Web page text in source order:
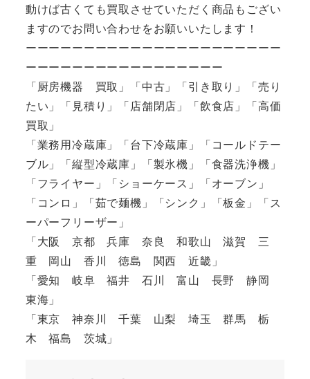
動けば古くても買取させていただく商品もござい
ますのでお問い合わせをお願いいたします！
ーーーーーーーーーーーーーーーーーーーーーー
ーーーーーーーーーーーーーーーーー
「厨房機器 買取」「中古」「引き取り」「売り
たい」「見積り」「店舗閉店」「飲食店」「高価
買取」
「業務用冷蔵庫」「台下冷蔵庫」「コールドテー
ブル」「縦型冷蔵庫」「製氷機」「食器洗浄機」
「フライヤー」「ショーケース」「オーブン」
「コンロ」「茹で麺機」「シンク」「板金」「ス
ーパーフリーザー」
「大阪 京都 兵庫 奈良 和歌山 滋賀 三
重 岡山 香川 徳島 関西 近畿」
「愛知 岐阜 福井 石川 富山 長野 静岡
東海」
「東京 神奈川 千葉 山梨 埼玉 群馬 栃
木 福島 茨城」